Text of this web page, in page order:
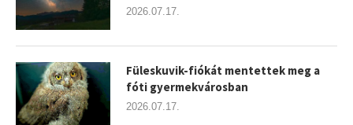
2026.07.17.
Füleskuvik-fiókát mentettek meg a
fóti gyermekvárosban
2026.07.17.